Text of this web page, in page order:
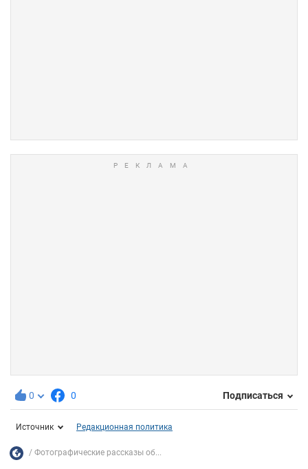
0 0 Подписаться
Источник Редакционная политика
Фотографические рассказы об...